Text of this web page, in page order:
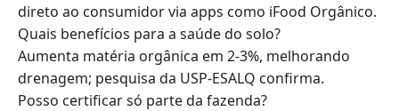
direto ao consumidor via apps como iFood Orgânico.
Quais benefícios para a saúde do solo?
Aumenta matéria orgânica em 2-3%, melhorando
drenagem; pesquisa da USP-ESALQ confirma.
Posso certificar só parte da fazenda?